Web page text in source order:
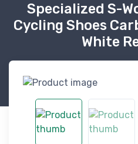
Specialized S-
Cycling Shoes
White